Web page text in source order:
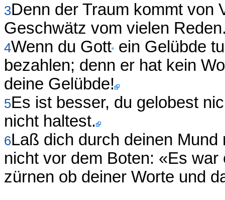
3Denn der Traum kommt von
Geschwätz vom vielen
4Wenn du Gott ein Gelübde
bezahlen; denn er hat kein
deine Gelübde!
5Es ist besser, du gelobest
nicht haltest.
6Laß dich durch deinen
nicht vor dem Boten: «Es
zürnen ob deiner Worte und